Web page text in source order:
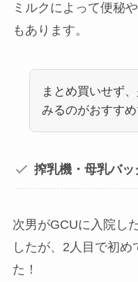
ミルクによって便秘
もあります。
まとめ買いせず
みるのがおすすめ
搾乳機・母乳バッ
次男がGCUに入院し
したが、2人目で初
た！